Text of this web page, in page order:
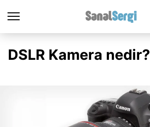
DSLR Kamera nedir?